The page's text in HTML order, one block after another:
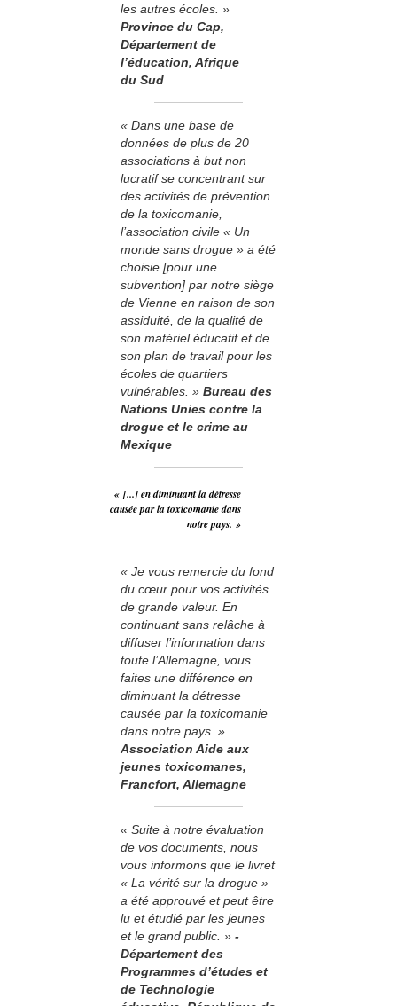
les autres écoles. »
Province du Cap,
Département de
l’éducation, Afrique
du Sud
« Dans une base de
données de plus de 20
associations à but non
lucratif se concentrant sur
des activités de prévention
de la toxicomanie,
l’association civile « Un
monde sans drogue » a été
choisie [pour une
subvention] par notre siège
de Vienne en raison de son
assiduité, de la qualité de
son matériel éducatif et de
son plan de travail pour les
écoles de quartiers
vulnérables. » Bureau des
Nations Unies contre la
drogue et le crime au
Mexique
« [...] en diminuant la détresse
causée par la toxicomanie dans
notre pays. »
« Je vous remercie du fond
du cœur pour vos activités
de grande valeur. En
continuant sans relâche à
diffuser l’information dans
toute l’Allemagne, vous
faites une différence en
diminuant la détresse
causée par la toxicomanie
dans notre pays. »
Association Aide aux
jeunes toxicomanes,
Francfort, Allemagne
« Suite à notre évaluation
de vos documents, nous
vous informons que le livret
« La vérité sur la drogue »
a été approuvé et peut être
lu et étudié par les jeunes
et le grand public. » ­
Département des
Programmes d’études et
de Technologie